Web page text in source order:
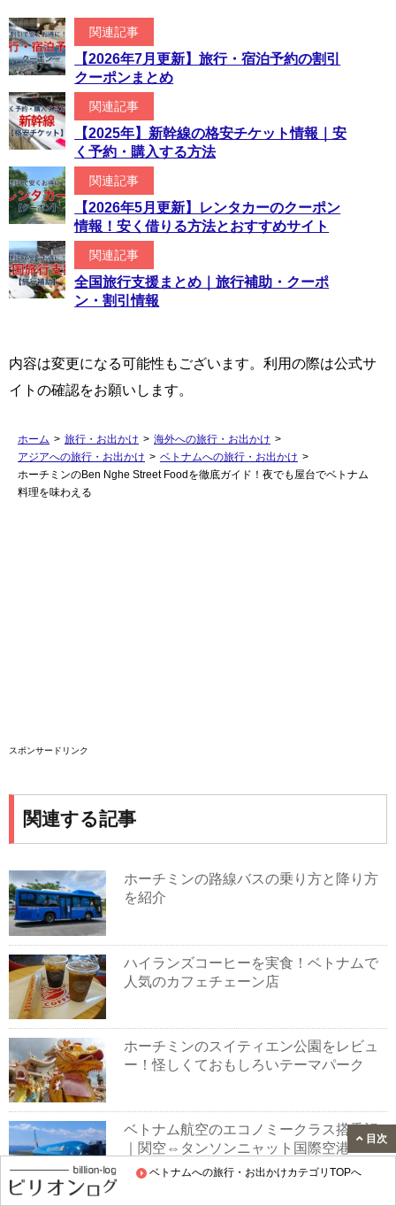
ベトナムへの旅行・お出かけカテゴリTOPへ
関連記事
【2026年7月更新】旅行・宿泊予約の割引
クーポンまとめ
関連記事
【2025年】新幹線の格安チケット情報｜安
く予約・購入する方法
関連記事
【2026年5月更新】レンタカーのクーポン
情報！安く借りる方法とおすすめサイト
関連記事
全国旅行支援まとめ｜旅行補助・クーポ
ン・割引情報
内容は変更になる可能性もございます。利用の際は公式サ
イトの確認をお願いします。
ホーム > 旅行・お出かけ > 海外への旅行・お出かけ >
アジアへの旅行・お出かけ > ベトナムへの旅行・お出かけ >
ホーチミンのBen Nghe Street Foodを徹底ガイド！夜でも屋台でベトナム
料理を味わえる
スポンサードリンク
関連する記事
ホーチミンの路線バスの乗り方と降り方
を紹介
ハイランズコーヒーを実食！ベトナムで
人気のカフェチェーン店
ホーチミンのスイティエン公園をレビュ
ー！怪しくておもしろいテーマパーク
ベトナム航空のエコノミークラス搭乗記
｜関空⇔タンソンニャット国際空港
目次